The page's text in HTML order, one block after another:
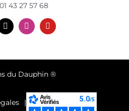
43 27 57 68
du Dauphin ®
Plan du site